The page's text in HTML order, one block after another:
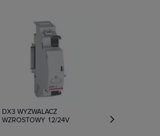
DX3 WYZWALACZ
WZROSTOWY 12/24V